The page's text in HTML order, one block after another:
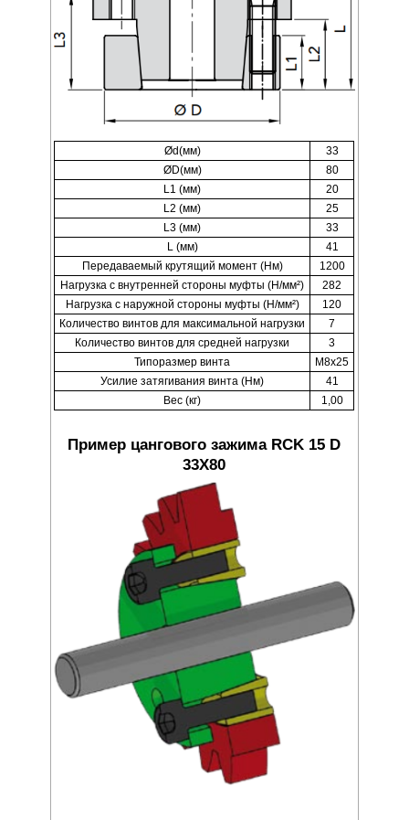
Ød(мм)
33
ØD(мм)
80
L1 (мм)
20
L2 (мм)
25
L3 (мм)
33
L (мм)
41
Передаваемый крутящий момент (Нм)
1200
Нагрузка с внутренней стороны муфты (Н/мм²)
282
Нагрузка с наружной стороны муфты (Н/мм²)
120
Количество винтов для максимальной нагрузки
7
Количество винтов для средней нагрузки
3
Типоразмер винта
M8x25
Усилие затягивания винта (Нм)
41
Вес (кг)
1,00
Пример цангового зажима RCK 15 D
33X80